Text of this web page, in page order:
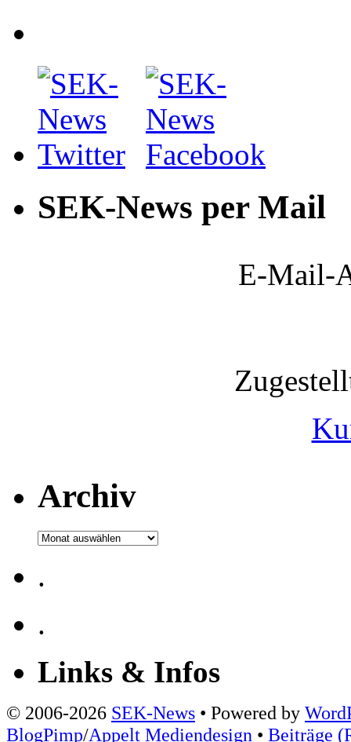
SEK-News per Mail
E-Mail-
Archiv
Archiv
.
.
Links & Infos
© 2006-2026 SEK-News • Powered by
BlogPimp/Appelt Mediendesign • Beiträge